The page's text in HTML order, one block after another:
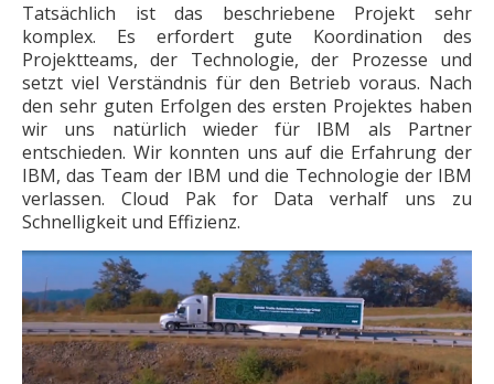
Tatsächlich ist das beschriebene Projekt sehr
komplex. Es erfordert gute Koordination des
Projektteams, der Technologie, der Prozesse und
setzt viel Verständnis für den Betrieb voraus. Nach
den sehr guten Erfolgen des ersten Projektes haben
wir uns natürlich wieder für IBM als Partner
entschieden. Wir konnten uns auf die Erfahrung der
IBM, das Team der IBM und die Technologie der IBM
verlassen. Cloud Pak for Data verhalf uns zu
Schnelligkeit und Effizienz.